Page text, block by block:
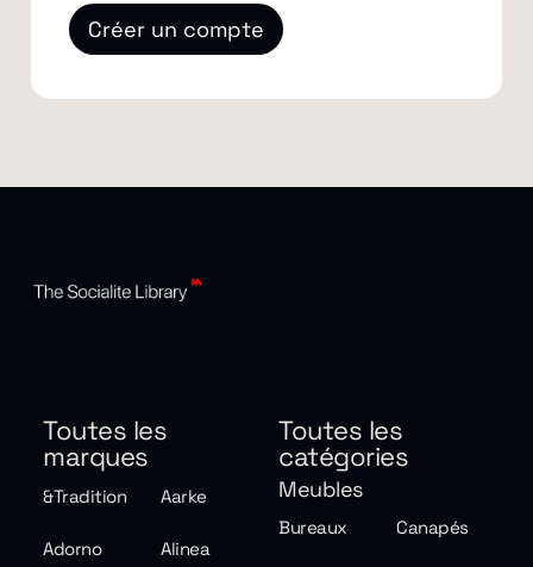
Créer un compte
Toutes les
marques
&Tradition Aarke
Adorno Alinea
Toutes les
catégories
Meubles
Bureaux Canapés